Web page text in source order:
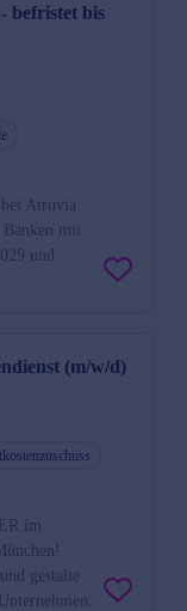
befristet bis
Atruvia
mit
und
(m/w/d)
im
gestalte